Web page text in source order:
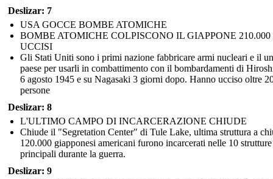
Deslizar: 7
USA GOCCE BOMBE ATOMICHE
BOMBE ATOMICHE COLPISCONO IL GIAPPONE 210.000
UCCISI
Gli Stati Uniti sono i primi nazione fabbricare armi nucleari e il
paese per usarli in combattimento con il bombardamenti di
6 agosto 1945 e su Nagasaki 3 giorni dopo. Hanno ucciso oltre
persone
Deslizar: 8
L'ULTIMO CAMPO DI INCARCERAZIONE CHIUDE
Chiude il "Segretation Center" di Tule Lake, ultima struttura a
120.000 giapponesi americani furono incarcerati nelle 10 strutture
principali durante la guerra.
Deslizar: 9